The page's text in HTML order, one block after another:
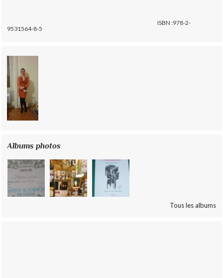
ISBN :978-2-
9531564-8-5
Albums photos
Tous les albums